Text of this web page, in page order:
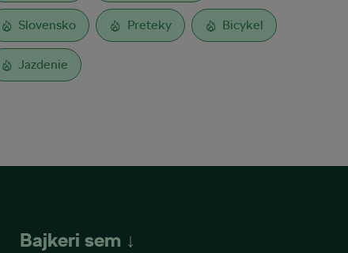
Slovensko Preteky Bicykel
Jazdenie
Bajkeri sem ↓